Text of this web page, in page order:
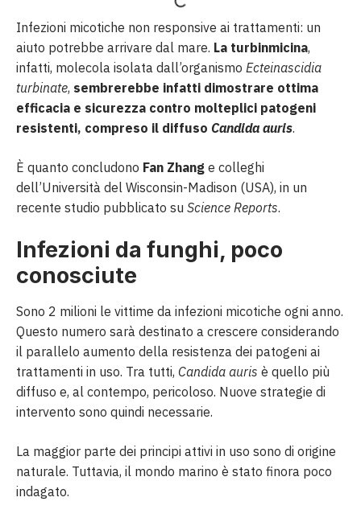
Infezioni micotiche non responsive ai trattamenti: un
aiuto potrebbe arrivare dal mare. La turbinmicina,
infatti, molecola isolata dall’organismo Ecteinascidia
turbinate, sembrerebbe infatti dimostrare ottima
efficacia e sicurezza contro molteplici patogeni
resistenti, compreso il diffuso Candida auris.
È quanto concludono Fan Zhang e colleghi
dell’Università del Wisconsin-Madison (USA), in un
recente studio pubblicato su Science Reports.
Infezioni da funghi, poco
conosciute
Sono 2 milioni le vittime da infezioni micotiche ogni anno.
Questo numero sarà destinato a crescere considerando
il parallelo aumento della resistenza dei patogeni ai
trattamenti in uso. Tra tutti, Candida auris è quello più
diffuso e, al contempo, pericoloso. Nuove strategie di
intervento sono quindi necessarie.
La maggior parte dei principi attivi in uso sono di origine
naturale. Tuttavia, il mondo marino è stato finora poco
indagato.